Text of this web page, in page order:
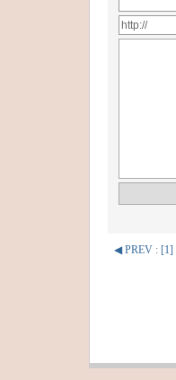
◀ PREV : [1]